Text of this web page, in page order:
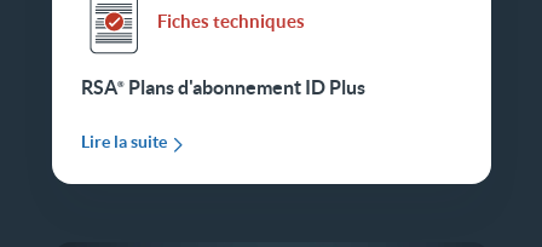
Fiches techniques
RSA Plans d'abonnement ID Plus
Lire la suite